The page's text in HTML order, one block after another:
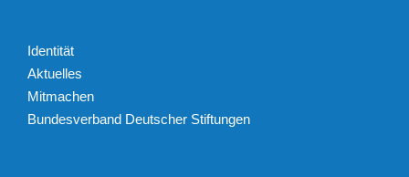
Identität
Aktuelles
Mitmachen
Bundesverband Deutscher Stiftungen